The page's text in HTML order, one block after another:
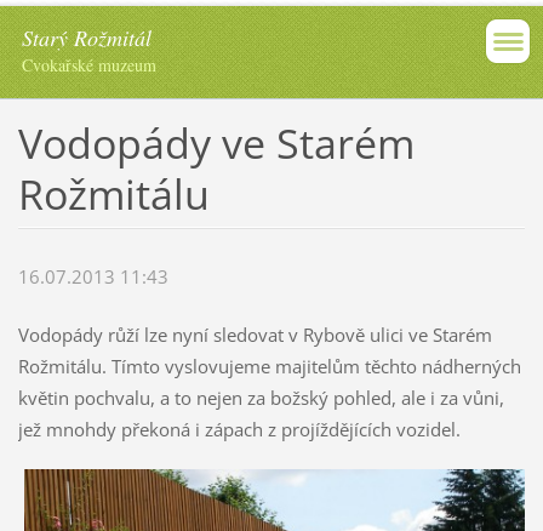
Starý Rožmitál
Cvokařské muzeum
Vodopády ve Starém
Rožmitálu
16.07.2013 11:43
Vodopády růží lze nyní sledovat v Rybově ulici ve Starém
Rožmitálu. Tímto vyslovujeme majitelům těchto nádherných
květin pochvalu, a to nejen za božský pohled, ale i za vůni,
jež mnohdy překoná i zápach z projíždějících vozidel.